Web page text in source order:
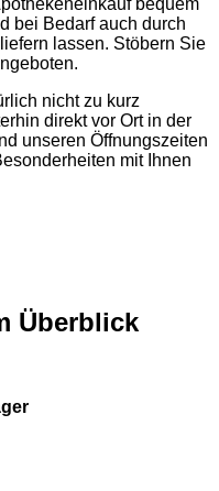
bequem
bei Bedarf auch durch
lassen. Stöbern Sie
nicht zu kurz
direkt vor Ort in der
unseren Öffnungszeiten
mit Ihnen
Überblick